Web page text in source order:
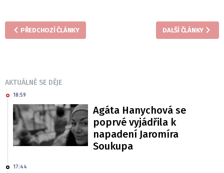
PŘEDCHOZÍ ČLÁNKY DALŠÍ ČLÁNKY
AKTUÁLNĚ SE DĚJE
18:59
Agáta Hanychová se
poprvé vyjádřila k
napadení Jaromíra
Soukupa
17:44